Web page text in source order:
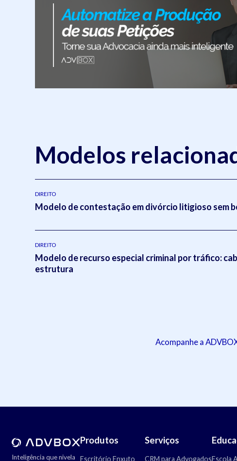
Modelos
DIREITO
Modelo de contestação em divórcio litigioso sem
DIREITO
Modelo de recurso especial criminal por tráfico:
estrutura
Acompanhe a
Inteligência que nivela
Produtos
Escritório Enxuto
Serviços
CRM para AdvogadosEscola